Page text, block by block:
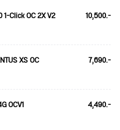
1-Click OC 2X V2 10,500.-
XS OC 7,690.-
OCV1 4,490.-